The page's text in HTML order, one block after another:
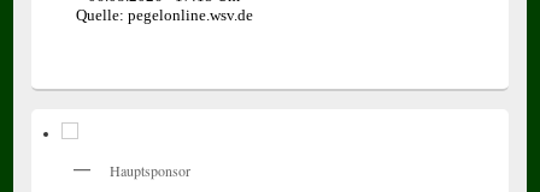
Hauptsponsor